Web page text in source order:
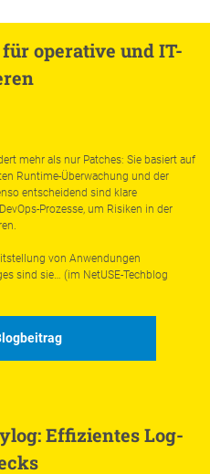
operative und IT-
mehr als nur Patches: Sie basiert auf
Runtime-Überwachung und der
entscheidend sind klare
Prozesse, um Risiken in der
von Anwendungen
sind sie… (im NetUSE-Techblog
Effizientes Log-